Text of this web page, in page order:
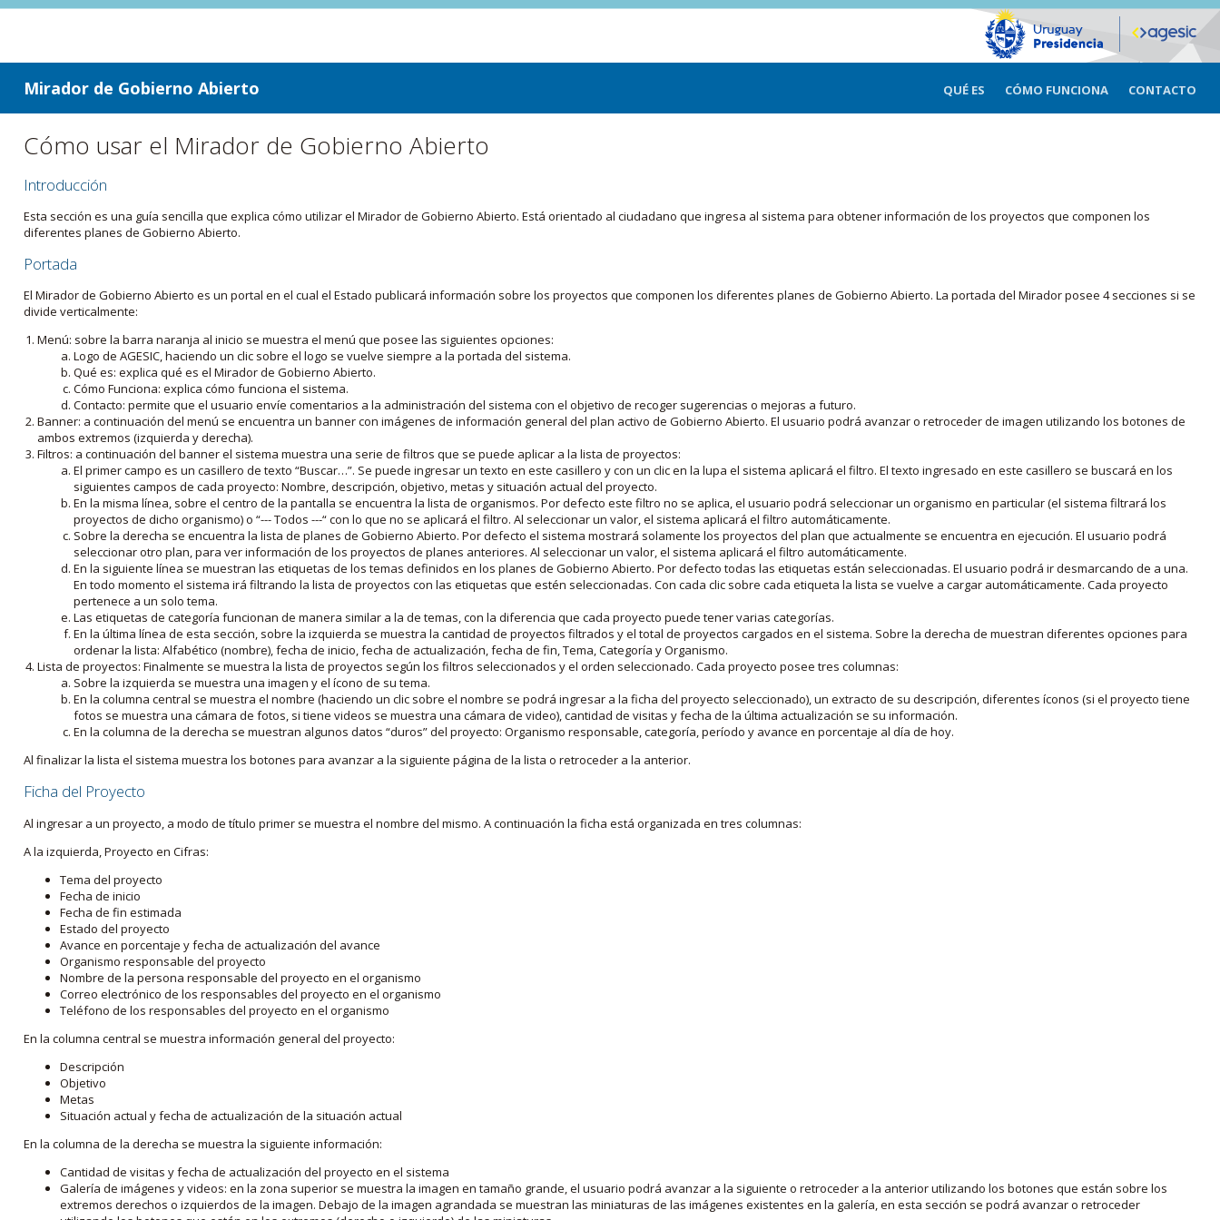
ir a contenido
ir al menú
Mirador de Gobierno Abierto QUÉ ES CÓMO FUNCIONA CONTACTO
Cómo usar el Mirador de Gobierno Abierto
Introducción
Esta sección es una guía sencilla que explica cómo utilizar el Mirador de Gobierno Abierto. Está orientado al ciudadano que ingresa al sistema para obtener información de los proyectos que componen los
diferentes planes de Gobierno Abierto.
Portada
El Mirador de Gobierno Abierto es un portal en el cual el Estado publicará información sobre los proyectos que componen los diferentes planes de Gobierno Abierto. La portada del Mirador posee 4 secciones si se
divide verticalmente:
Menú: sobre la barra naranja al inicio se muestra el menú que posee las siguientes opciones:
Logo de AGESIC, haciendo un clic sobre el logo se vuelve siempre a la portada del sistema.
Qué es: explica qué es el Mirador de Gobierno Abierto.
Cómo Funciona: explica cómo funciona el sistema.
Contacto: permite que el usuario envíe comentarios a la administración del sistema con el objetivo de recoger sugerencias o mejoras a futuro.
Banner: a continuación del menú se encuentra un banner con imágenes de información general del plan activo de Gobierno Abierto. El usuario podrá avanzar o retroceder de imagen utilizando los botones de
ambos extremos (izquierda y derecha).
Filtros: a continuación del banner el sistema muestra una serie de filtros que se puede aplicar a la lista de proyectos:
El primer campo es un casillero de texto “Buscar…”. Se puede ingresar un texto en este casillero y con un clic en la lupa el sistema aplicará el filtro. El texto ingresado en este casillero se buscará en los
siguientes campos de cada proyecto: Nombre, descripción, objetivo, metas y situación actual del proyecto.
En la misma línea, sobre el centro de la pantalla se encuentra la lista de organismos. Por defecto este filtro no se aplica, el usuario podrá seleccionar un organismo en particular (el sistema filtrará los
proyectos de dicho organismo) o “--- Todos ---“ con lo que no se aplicará el filtro. Al seleccionar un valor, el sistema aplicará el filtro automáticamente.
Sobre la derecha se encuentra la lista de planes de Gobierno Abierto. Por defecto el sistema mostrará solamente los proyectos del plan que actualmente se encuentra en ejecución. El usuario podrá
seleccionar otro plan, para ver información de los proyectos de planes anteriores. Al seleccionar un valor, el sistema aplicará el filtro automáticamente.
En la siguiente línea se muestran las etiquetas de los temas definidos en los planes de Gobierno Abierto. Por defecto todas las etiquetas están seleccionadas. El usuario podrá ir desmarcando de a una.
En todo momento el sistema irá filtrando la lista de proyectos con las etiquetas que estén seleccionadas. Con cada clic sobre cada etiqueta la lista se vuelve a cargar automáticamente. Cada proyecto
pertenece a un solo tema.
Las etiquetas de categoría funcionan de manera similar a la de temas, con la diferencia que cada proyecto puede tener varias categorías.
En la última línea de esta sección, sobre la izquierda se muestra la cantidad de proyectos filtrados y el total de proyectos cargados en el sistema. Sobre la derecha de muestran diferentes opciones para
ordenar la lista: Alfabético (nombre), fecha de inicio, fecha de actualización, fecha de fin, Tema, Categoría y Organismo.
Lista de proyectos: Finalmente se muestra la lista de proyectos según los filtros seleccionados y el orden seleccionado. Cada proyecto posee tres columnas:
Sobre la izquierda se muestra una imagen y el ícono de su tema.
En la columna central se muestra el nombre (haciendo un clic sobre el nombre se podrá ingresar a la ficha del proyecto seleccionado), un extracto de su descripción, diferentes íconos (si el proyecto tiene
fotos se muestra una cámara de fotos, si tiene videos se muestra una cámara de video), cantidad de visitas y fecha de la última actualización se su información.
En la columna de la derecha se muestran algunos datos “duros” del proyecto: Organismo responsable, categoría, período y avance en porcentaje al día de hoy.
Al finalizar la lista el sistema muestra los botones para avanzar a la siguiente página de la lista o retroceder a la anterior.
Ficha del Proyecto
Al ingresar a un proyecto, a modo de título primer se muestra el nombre del mismo. A continuación la ficha está organizada en tres columnas:
A la izquierda, Proyecto en Cifras:
Tema del proyecto
Fecha de inicio
Fecha de fin estimada
Estado del proyecto
Avance en porcentaje y fecha de actualización del avance
Organismo responsable del proyecto
Nombre de la persona responsable del proyecto en el organismo
Correo electrónico de los responsables del proyecto en el organismo
Teléfono de los responsables del proyecto en el organismo
En la columna central se muestra información general del proyecto:
Descripción
Objetivo
Metas
Situación actual y fecha de actualización de la situación actual
En la columna de la derecha se muestra la siguiente información:
Cantidad de visitas y fecha de actualización del proyecto en el sistema
Galería de imágenes y videos: en la zona superior se muestra la imagen en tamaño grande, el usuario podrá avanzar a la siguiente o retroceder a la anterior utilizando los botones que están sobre los
extremos derechos o izquierdos de la imagen. Debajo de la imagen agrandada se muestran las miniaturas de las imágenes existentes en la galería, en esta sección se podrá avanzar o retroceder